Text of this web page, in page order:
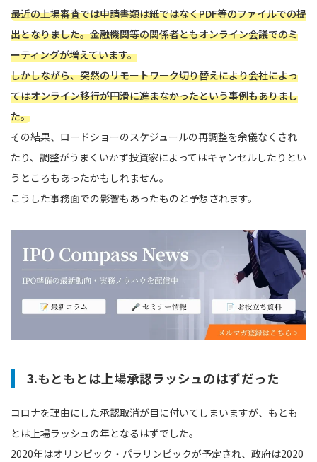
最近の上場審査では申請書類は紙ではなくPDF等のファイルでの提
出となりました。金融機関等の関係者ともオンライン会議でのミ
ーティングが増えています。
しかしながら、突然のリモートワーク切り替えにより会社によっ
てはオンライン移行が円滑に進まなかったという事例もありまし
た。
その結果、ロードショーのスケジュールの再調整を余儀なくされ
たり、調整がうまくいかず投資家によってはキャンセルしたりとい
うところもあったかもしれません。
こうした事務面での影響もあったものと予想されます。
3.もともとは上場承認ラッシュのはずだった
コロナを理由にした承認取消が目に付いてしまいますが、もとも
とは上場ラッシュの年となるはずでした。
2020年はオリンピック・パラリンピックが予定され、政府は2020